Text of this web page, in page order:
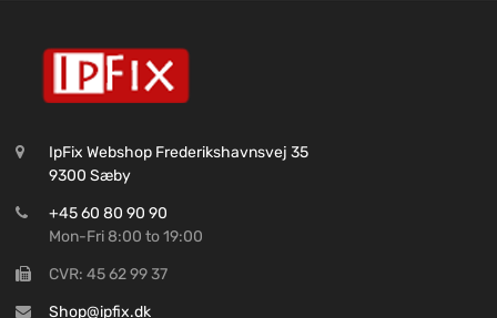
IpFix Webshop Frederikshavnsvej 35
9300 Sæby
+45 60 80 90 90
Mon-Fri 8:00 to 19:00
CVR: 45 62 99 37
Shop@ipfix.dk